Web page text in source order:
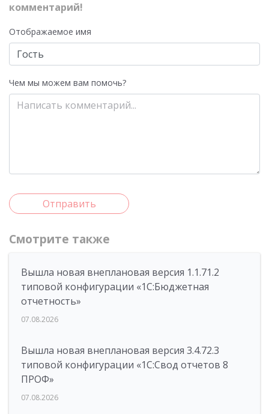
комментарий!
Отображаемое имя
Чем мы можем вам помочь?
Отправить
Смотрите также
Вышла новая внеплановая версия 1.1.71.2
типовой конфигурации «1C:Бюджетная
отчетность»
07.08.2026
Вышла новая внеплановая версия 3.4.72.3
типовой конфигурации «1C:Свод отчетов 8
ПРОФ»
07.08.2026